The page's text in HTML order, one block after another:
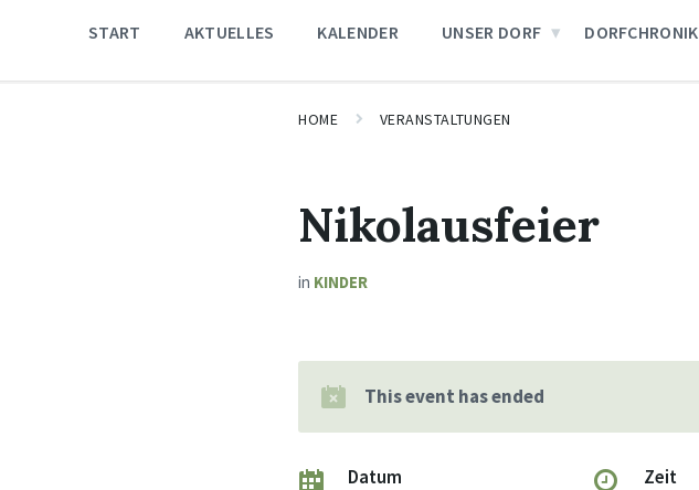
START AKTUELLES KALENDER UNSER DORF DORFCHRONIK
HOME VERANSTALTUNGEN
Nikolausfeier
in KINDER
This event has ended
Datum Zeit